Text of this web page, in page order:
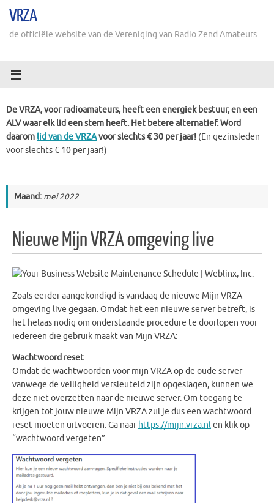
naarVRZA
de officiële website van de Vereniging van Radio Zend Amateurs
De VRZA, voor radioamateurs, heeft een energiek bestuur, en een
ALV waar elk lid een stem heeft. Het betere alternatief. Word
daarom lid van de VRZAvoor slechts € 30 per jaar! (En gezinsleden
voor slechts € 10 per jaar!)
Maand: mei 2022
Nieuwe Mijn VRZA omgeving live
Zoals eerder aangekondigd is vandaag de nieuwe Mijn VRZA
omgeving live gegaan. Omdat het een nieuwe server betreft, is
het helaas nodig om onderstaande procedure te doorlopen voor
iedereen die gebruik maakt van Mijn VRZA:
Wachtwoord reset
Omdat de wachtwoorden voor mijn VRZA op de oude server
vanwege de veiligheid versleuteld zijn opgeslagen, kunnen we
deze niet overzetten naar de nieuwe server. Om toegang te
krijgen tot jouw nieuwe Mijn VRZA zul je dus een wachtwoord
reset moeten uitvoeren. Ga naar https://mijn.vrza.nlen klik op
“wachtwoord vergeten”.